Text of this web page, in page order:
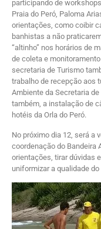
participando de
Praia do Peró, Paloma
orientações, como coibir
banhistas a não
“altinho” nos horários de
de coleta e
secretaria de Turismo
trabalho de recepção aos
Ambiente da Secretaria
também, a instalação de
hotéis da Orla do Peró.
No próximo dia 12, será a
coordenação do Bandeira
orientações, tirar dúvidas
uniformizar a qualidade